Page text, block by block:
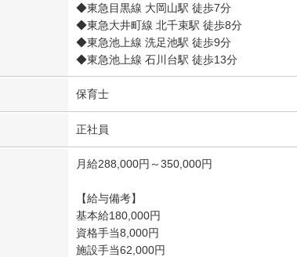
◆東急目黒線 大岡山駅 徒歩7分
◆東急大井町線 北千束駅 徒歩8分
◆東急池上線 洗足池駅 徒歩9分
◆東急池上線 石川台駅 徒歩13分
保育士
正社員
月給288,000円～350,000円
【給与備考】
基本給180,000円
資格手当8,000円
施設手当62,000円